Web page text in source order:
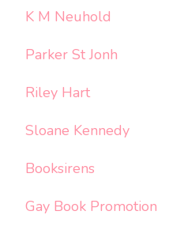
K M Neuhold
Parker St Jonh
Riley Hart
Sloane Kennedy
Booksirens
Gay Book Promotion